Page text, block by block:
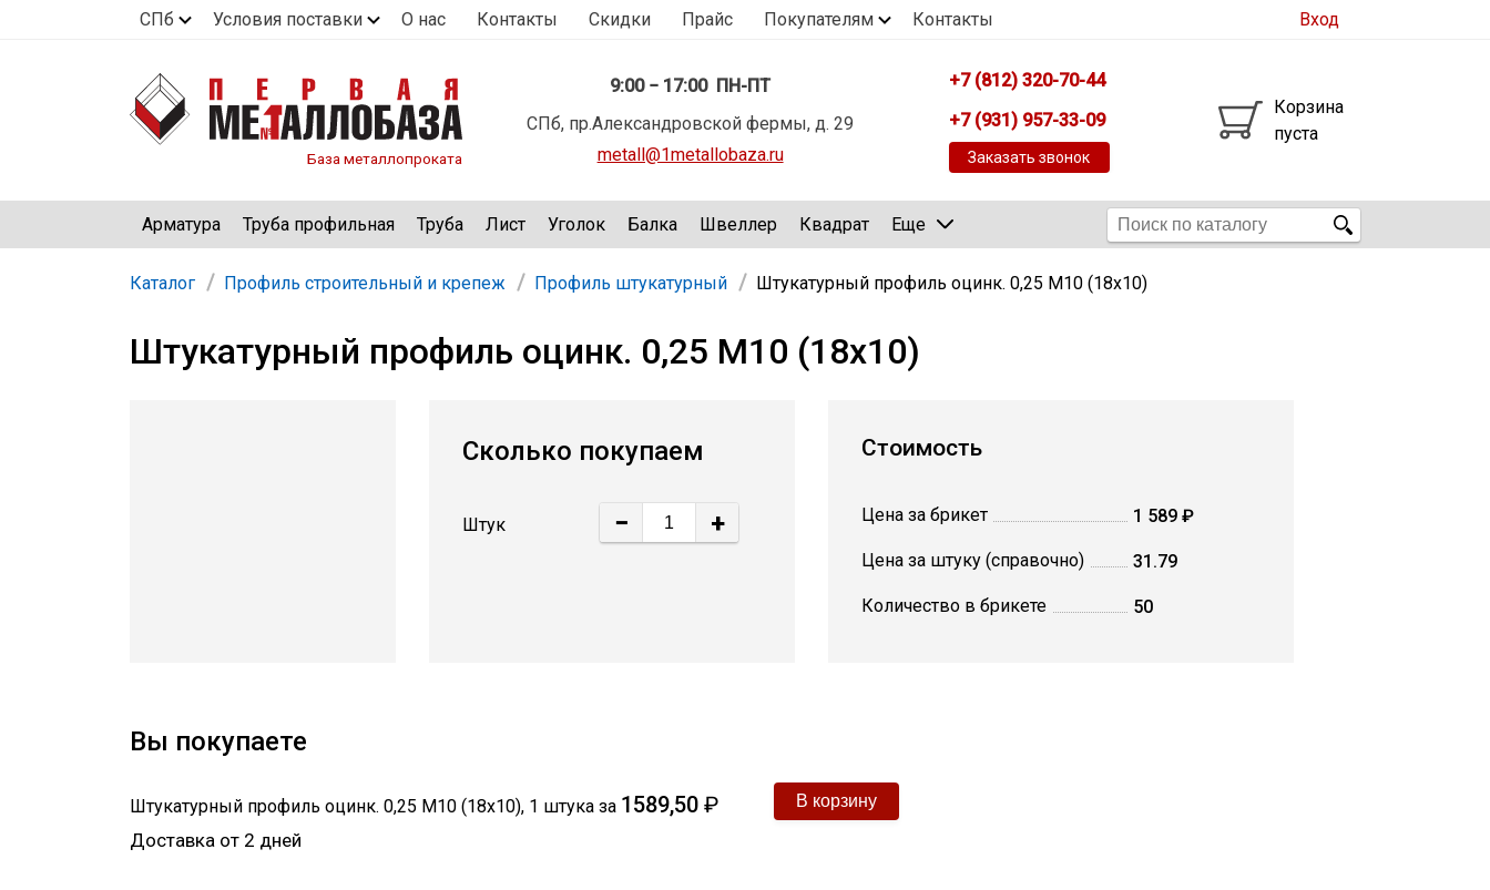
СПб Условия поставки О нас Контакты Скидки Прайс Покупателям Контакты Вход
База металлопроката
9:00 − 17:00 ПН-ПТ
СПб, пр.Александровской фермы, д. 29
metall@1metallobaza.ru
+7 (812) 320-70-44
+7 (931) 957-33-09
Заказать звонок
Корзина
пуста
Арматура Труба профильная Труба Лист Уголок Балка Швеллер Квадрат Еще
Каталог Профиль строительный и крепеж Профиль штукатурный Штукатурный профиль оцинк. 0,25 М10 (18х10)
Штукатурный профиль оцинк. 0,25 М10 (18х10)
Сколько покупаем
Штук − +
Стоимость
Цена за брикет 1 589 ₽
Цена за штуку (справочно) 31.79
Количество в брикете 50
Вы покупаете
Штукатурный профиль оцинк. 0,25 М10 (18х10), 1 штука за 1589,50 ₽
Доставка от 2 дней